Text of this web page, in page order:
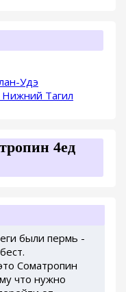
Удэ
Нижний Тагил
4ед
были пермь -
Cоматропин
что нужно